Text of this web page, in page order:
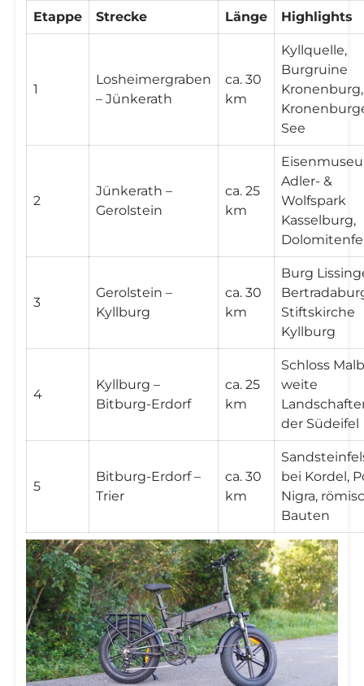
Etappe Strecke Länge Highlights
1
Losheimergraben
– Jünkerath
ca. 30
km
Kyllquelle,
Burgruine
Kronenburg,
See
2
Jünkerath –
Gerolstein
ca. 25
km
Adler- &
Wolfspark
Kasselburg,
3
Gerolstein –
Kyllburg
ca. 30
km
Burg
Stiftskirche
Kyllburg
4
Kyllburg –
Bitburg-Erdorf
ca. 25
km
Schloss
weite
der Südeifel
5
Bitburg-Erdorf –
Trier
ca. 30
km
bei Kordel,
Nigra,
Bauten